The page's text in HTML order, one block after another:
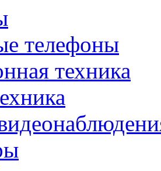
телефоны
техника